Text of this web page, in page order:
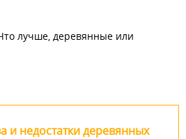
лучше, деревянные или
и недостатки деревянных